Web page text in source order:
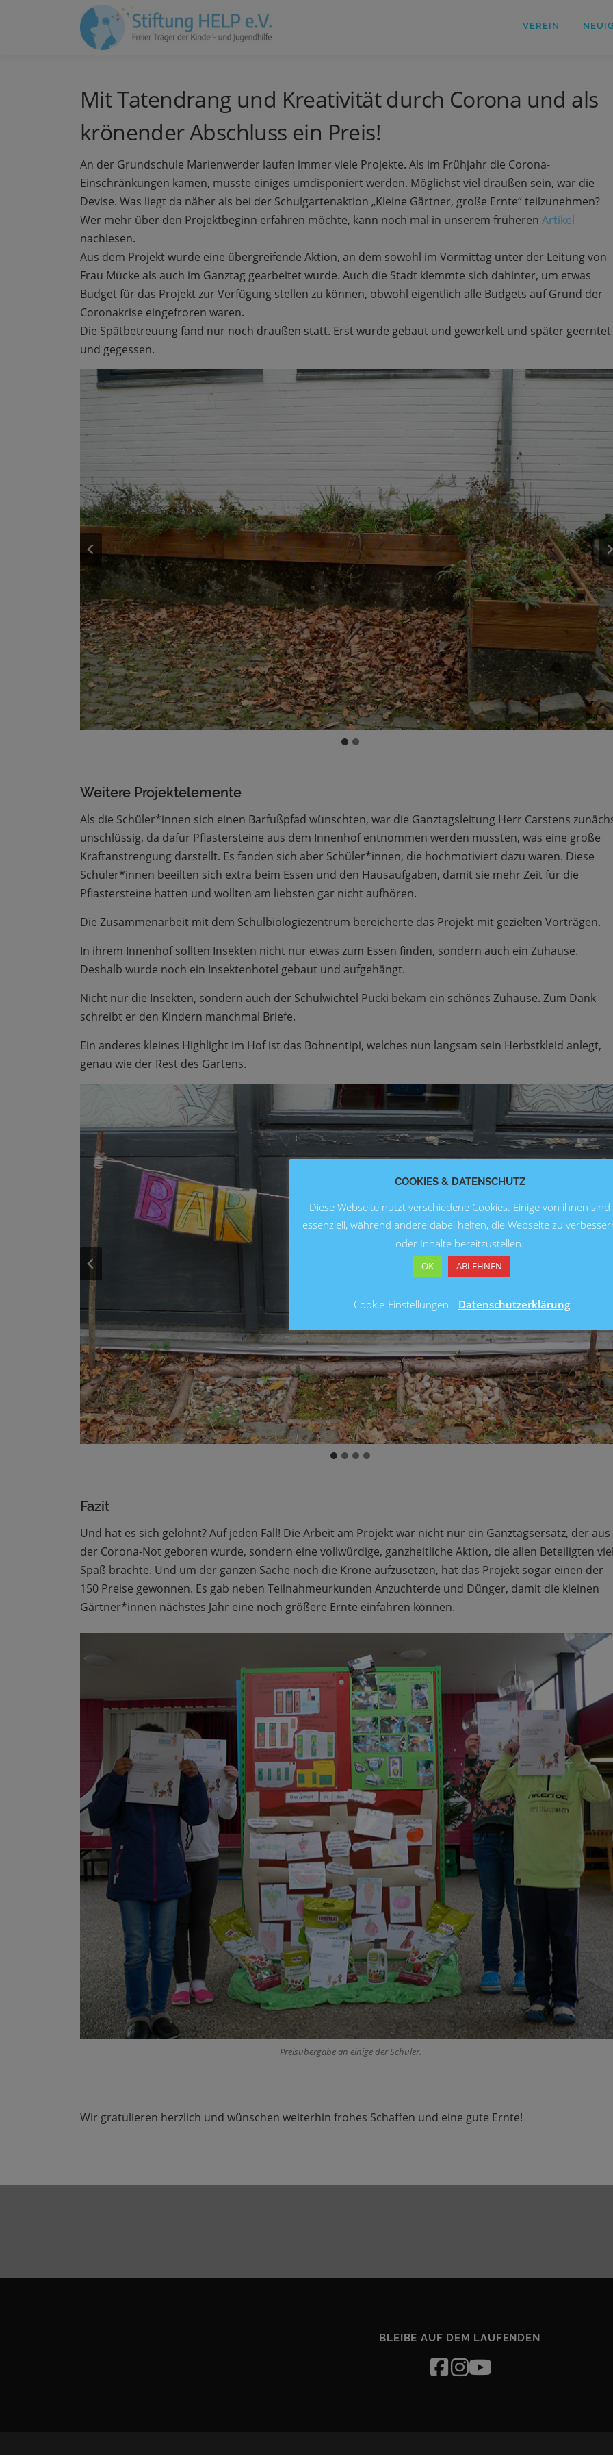
VEREIN
Mit Tatendrang und Kreativität durch Corona und als
krönender Abschluss ein Preis!
An der Grundschule Marienwerder laufen immer viele Projekte. Als im Frühjahr die Corona-
Einschränkungen kamen, musste einiges umdisponiert werden. Möglichst viel draußen sein, war die
Devise. Was liegt da näher als bei der Schulgartenaktion „Kleine Gärtner, große Ernte“ teilzunehmen?
Wer mehr über den Projektbeginn erfahren möchte, kann noch mal in unserem früheren Artikel
nachlesen.
Aus dem Projekt wurde eine übergreifende Aktion, an dem sowohl im Vormittag unter der Leitung von
Frau Mücke als auch im Ganztag gearbeitet wurde. Auch die Stadt klemmte sich dahinter, um etwas
Budget für das Projekt zur Verfügung stellen zu können, obwohl eigentlich alle Budgets auf Grund der
Coronakrise eingefroren waren.
Die Spätbetreuung fand nur noch draußen statt. Erst wurde gebaut und gewerkelt und später geerntet
und gegessen.
Weitere Projektelemente
Als die Schüler*innen sich einen Barfußpfad wünschten, war die Ganztagsleitung Herr Carstens
unschlüssig, da dafür Pflastersteine aus dem Innenhof entnommen werden mussten, was eine große
Kraftanstrengung darstellt. Es fanden sich aber Schüler*innen, die hochmotiviert dazu waren. Diese
Schüler*innen beeilten sich extra beim Essen und den Hausaufgaben, damit sie mehr Zeit für die
Pflastersteine hatten und wollten am liebsten gar nicht aufhören.
Die Zusammenarbeit mit dem Schulbiologiezentrum bereicherte das Projekt mit gezielten Vorträgen.
In ihrem Innenhof sollten Insekten nicht nur etwas zum Essen finden, sondern auch ein Zuhause.
Deshalb wurde noch ein Insektenhotel gebaut und aufgehängt.
Nicht nur die Insekten, sondern auch der Schulwichtel Pucki bekam ein schönes Zuhause. Zum Dank
schreibt er den Kindern manchmal Briefe.
Ein anderes kleines Highlight im Hof ist das Bohnentipi, welches nun langsam sein Herbstkleid anlegt,
genau wie der Rest des Gartens.
Fazit
Und hat es sich gelohnt? Auf jeden Fall! Die Arbeit am Projekt war nicht nur ein Ganztagsersatz, der aus
der Corona-Not geboren wurde, sondern eine vollwürdige, ganzheitliche Aktion, die allen Beteiligten
Spaß brachte. Und um der ganzen Sache noch die Krone aufzusetzen, hat das Projekt sogar einen der
150 Preise gewonnen. Es gab neben Teilnahmeurkunden Anzuchterde und Dünger, damit die kleinen
Gärtner*innen nächstes Jahr eine noch größere Ernte einfahren können.
Preisübergabe an einige der Schüler.
Wir gratulieren herzlich und wünschen weiterhin frohes Schaffen und eine gute Ernte!
BLEIBE AUF DEM LAUFENDEN
COOKIES & DATENSCHUTZ
Diese Webseite nutzt verschiedene Cookies. Einige von ihnen sind
essenziell, während andere dabei helfen, die Webseite zu
oder Inhalte bereitzustellen.
OK ABLEHNEN
Cookie-Einstellungen Datenschutzerklärung